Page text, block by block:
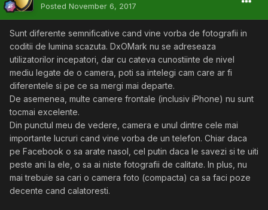
Posted November 6, 2017
Sunt diferente semnificative cand vine vorba de fotografii in
coditii de lumina scazuta. DxOMark nu se adreseaza
utilizatorilor incepatori, dar cu cateva cunostiinte de nivel
mediu legate de o camera, poti sa intelegi cam care ar fi
diferentele si pe ce sa mergi mai departe.
De asemenea, multe camere frontale (inclusiv iPhone) nu sunt
tocmai excelente.
Din punctul meu de vedere, camera e unul dintre cele mai
importante lucruri cand vine vorba de un telefon. Chiar daca
pe Facebook o sa arate nasol, cel putin daca le savezi si te uiti
peste ani la ele, o sa ai niste fotografii de calitate. In plus, nu
mai trebuie sa cari o camera foto (compacta) ca sa faci poze
decente cand calatoresti.